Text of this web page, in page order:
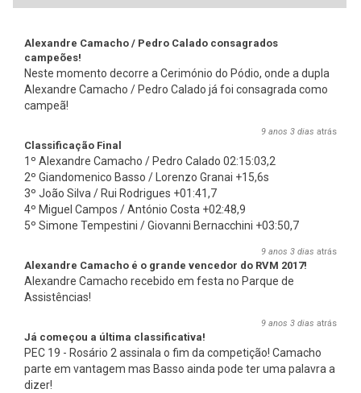
Alexandre Camacho / Pedro Calado consagrados
campeões!
Neste momento decorre a Cerimónio do Pódio, onde a dupla
Alexandre Camacho / Pedro Calado já foi consagrada como
campeã!
9 anos 3 dias atrás
Classificação Final
1º Alexandre Camacho / Pedro Calado 02:15:03,2
2º Giandomenico Basso / Lorenzo Granai +15,6s
3º João Silva / Rui Rodrigues +01:41,7
4º Miguel Campos / António Costa +02:48,9
5º Simone Tempestini / Giovanni Bernacchini +03:50,7
9 anos 3 dias atrás
Alexandre Camacho é o grande vencedor do RVM 2017!
Alexandre Camacho recebido em festa no Parque de
Assistências!
9 anos 3 dias atrás
Já começou a última classificativa!
PEC 19 - Rosário 2 assinala o fim da competição! Camacho
parte em vantagem mas Basso ainda pode ter uma palavra a
dizer!